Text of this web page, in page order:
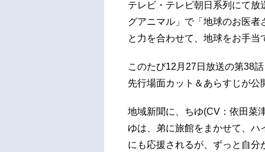
テレビ・テレビ朝日系列にて
グアニマル」で「地球のお医
と力を合わせて、地球をお手当
このたび12月27日放送の第38
先行場面カット＆あらすじが公
地域新聞に、ちゆ(CV：依田菜
ゆは、弟に旅館をまかせて、
にも応援されるが、ずっと自